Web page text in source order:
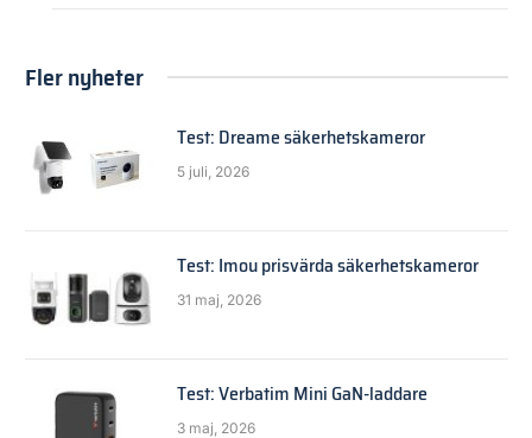
Fler nyheter
Test: Dreame säkerhetskameror
5 juli, 2026
Test: Imou prisvärda säkerhetskameror
31 maj, 2026
Test: Verbatim Mini GaN-laddare
3 maj, 2026